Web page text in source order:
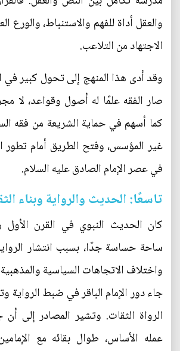
والعقل أداة للفهم والاستنباط، والورع
الاجتهاد من التلاعب.
وقد أدى هذا المنهج إلى تحول كبير في
صار الفقه علمًا له أصول وقواعد، لا
كما أسهم في حماية الشريعة من فقه
غير المؤسس، وفتح الطريق أمام تطور
في عصر الإمام الصادق عليه السلام.
تاسعًا: الحديث والرواية وبناء
كان الحديث النبوي في القرن الأول
ساحة حساسة جدًا، بسبب انتشار
واختلاف الاتجاهات السياسية
جاء دور الإمام الباقر في ضبط
الرواة الثقات. وتشير المصادر إلى
عمله الأساس، طوال بقائه مع